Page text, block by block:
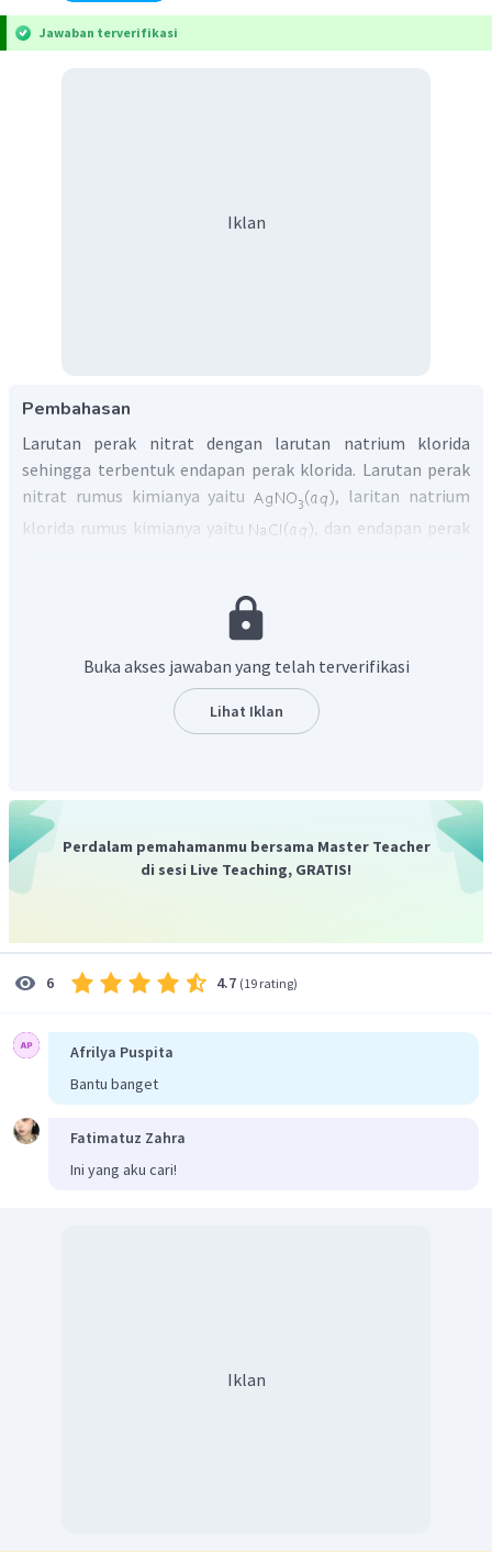
Jawaban terverifikasi
Iklan
Pembahasan
Larutan perak nitrat dengan larutan natrium klorida
sehingga terbentuk endapan perak klorida. Larutan perak
nitrat rumus kimianya yaitu
, laritan natrium
klorida rumus kimianya yaitu
, dan endapan perak
Natrium nitrat (NaNO ). Jumlah masing-masing unsur di
kedua ruas sudah sama sehingga reaksi ini sudah setara.
Buka akses jawaban yang telah terverifikasi
Lihat Iklan
Perdalam pemahamanmu bersama Master Teacher
di sesi Live Teaching, GRATIS!
6 4.7 (19 rating)
Afrilya Puspita
Bantu banget
Fatimatuz Zahra
Ini yang aku cari!
Iklan